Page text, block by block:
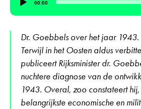
00:00
Dr. Goebbels over het jaar 1943.
Terwijl in het Oosten aldus
publiceert Rijksminister dr.
nuchtere diagnose van de
1943. Overal, zoo constateert
belangrijkste economische en